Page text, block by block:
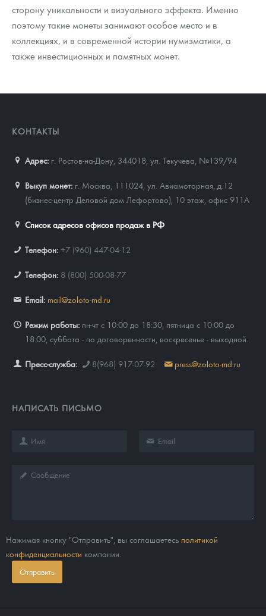
сторону уникальности и визуального эффекта. Именно
поэтому такие монеты занимают особое место и в
коллекциях, и в современной истории нумизматики, а
также инвестиционных и памятных монет.
КОНТАКТЫ
Адрес: г. Ростов-на-Дону, 344018 ул. Текучева, №139/94
Выкуп монет: г. Москва, 111024, ул. Авиамоторная, д.12
(бизнес-центр Деловой дом Лефортово), 10 этаж, офис 911А
Список адресов офисов продаж в РФ
Телефон: +7 (960) 447-04-12
Телефон: 8 (800) 500-08-77
Email: mail@zoloto-md.ru
Режим работы: пн-чт с 10:00 до 18:30, пятница с 10:00 до
18:00, суббота - по договоренности, воскресенье - выходной.
Пресс-служба: 8(968) 917-07-92 press@zoloto-md.ru
НАПИСАТЬ ПИСЬМО
Нажимая кнопку "Отправить", вы соглашаетесь политикой
конфиденциальности компании.
Отправить